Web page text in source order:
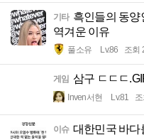
기타 흑인들의 동양
역겨운 이유
풀소유 Lv.86 조회
게임 삼구 ㄷㄷㄷ
Inven서현 Lv.81
이슈 대한민국 바다